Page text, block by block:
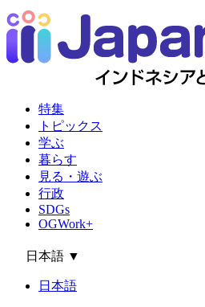
特集
トピックス
学ぶ
暮らす
見る・遊ぶ
行政
SDGs
OGWork+
日本語 ▼
日本語